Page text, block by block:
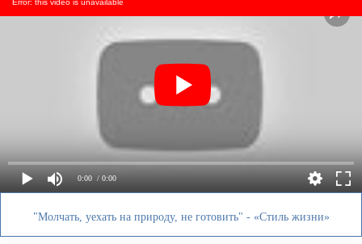
0:00 / 0:00
Error: this video is unavailable
"Молчать, уехать на природу, не готовить" - «Стиль жизни»